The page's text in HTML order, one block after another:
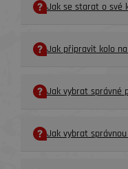
Jak se starat o své
Jak připravit kolo
Jak vybrat správné
Jak vybrat